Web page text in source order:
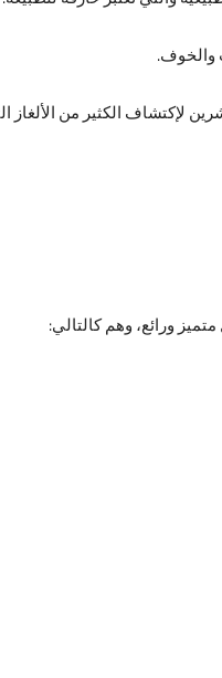
والخوف.
لإكتشاف الكثير من
ورائع، وهم كالتالي: